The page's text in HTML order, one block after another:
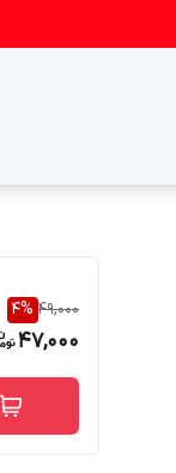
49,000
4%
47,000